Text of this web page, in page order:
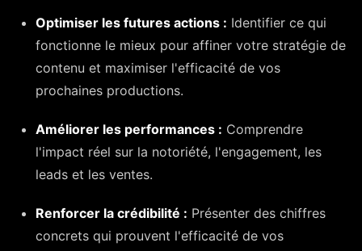
Optimiser les futures actions : Identifier ce qui
fonctionne le mieux pour affiner votre stratégie de
contenu et maximiser l'efficacité de vos
prochaines productions.
Améliorer les performances : Comprendre
l'impact réel sur la notoriété, l'engagement, les
leads et les ventes.
Renforcer la crédibilité : Présenter des chiffres
concrets qui prouvent l'efficacité de vos